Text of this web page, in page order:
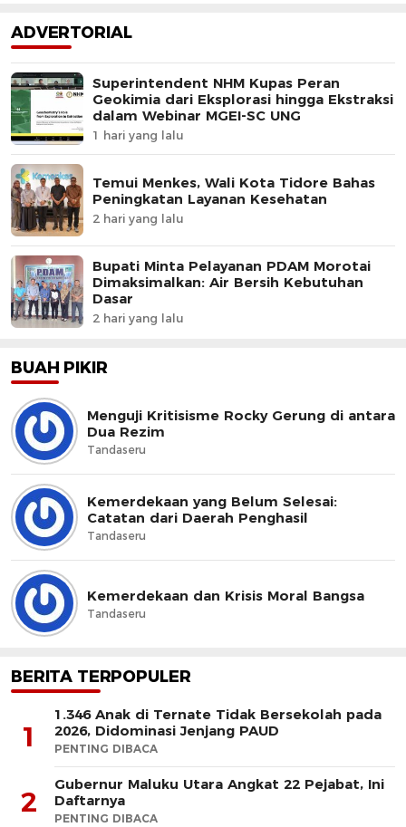
ADVERTORIAL
Superintendent NHM Kupas Peran
Geokimia dari Eksplorasi hingga Ekstraksi
dalam Webinar MGEI-SC UNG
1 hari yang lalu
Temui Menkes, Wali Kota Tidore Bahas
Peningkatan Layanan Kesehatan
2 hari yang lalu
Bupati Minta Pelayanan PDAM Morotai
Dimaksimalkan: Air Bersih Kebutuhan
Dasar
2 hari yang lalu
BUAH PIKIR
Menguji Kritisisme Rocky Gerung di antara
Dua Rezim
Tandaseru
Kemerdekaan yang Belum Selesai:
Catatan dari Daerah Penghasil
Tandaseru
Kemerdekaan dan Krisis Moral Bangsa
Tandaseru
BERITA TERPOPULER
1
1.346 Anak di Ternate Tidak Bersekolah pada
2026, Didominasi Jenjang PAUD
PENTING DIBACA
2
Gubernur Maluku Utara Angkat 22 Pejabat, Ini
Daftarnya
PENTING DIBACA